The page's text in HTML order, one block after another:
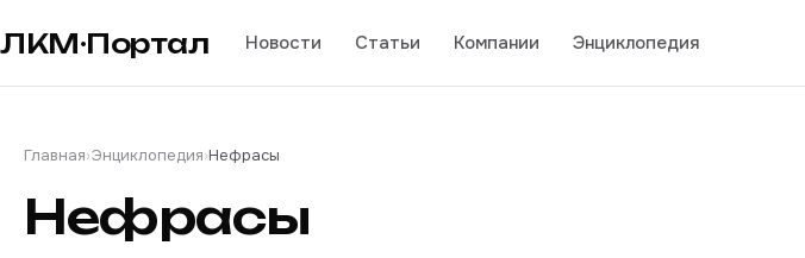
ЛКМ·Портал Новости Статьи Компании Энциклопедия
Главная›Энциклопедия›Нефрасы
Нефрасы